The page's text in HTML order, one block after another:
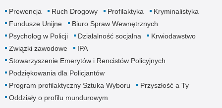
Prewencja Ruch Drogowy Profilaktyka
Kryminalistyka
Fundusze Unijne
Biuro Spraw Wewnętrznych
Psycholog w Policji
Działalność socjalna
Krwiodawstwo
Związki zawodowe
IPA
Stowarzyszenie Emerytów i Rencistów Policyjnych
Podziękowania dla Policjantów
Program profilaktyczny Sztuka Wyboru
Przyszłość a Ty
Oddziały o profilu mundurowym